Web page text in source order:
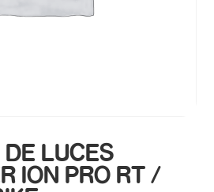
LUCES
ION PRO RT /